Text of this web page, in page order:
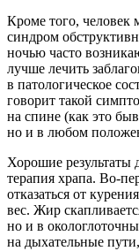
Кроме того, человек
синдром
ночью часто
лучше лечить
в патологическое
говорит такой
на спине (как это
но и в любом
Хорошие результаты
терапия храпа. Во-
отказаться от
вес. Жир
но и в
на дыхательные